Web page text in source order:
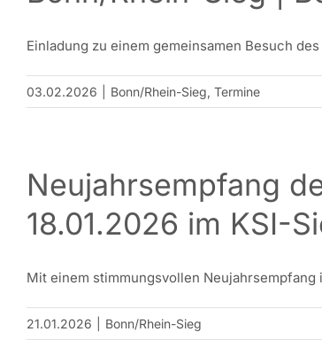
Einladung zu einem gemeinsamen Besuch
03.02.2026 Bonn/Rhein-Sieg, Termine
Neujahrsempfang
18.01.2026 im KSI-
Mit einem stimmungsvollen
21.01.2026 Bonn/Rhein-Sieg